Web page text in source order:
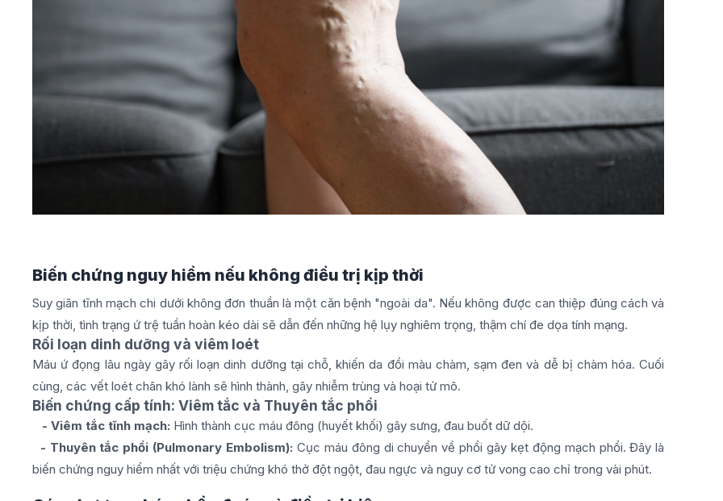
Biến chứng nguy hiểm nếu không điều trị kịp thời
Suy giãn tĩnh mạch chi dưới không đơn thuần là một căn bệnh "ngoài da". Nếu không được can thiệp đúng cách và
kịp thời, tình trạng ứ trệ tuần hoàn kéo dài sẽ dẫn đến những hệ lụy nghiêm trọng, thậm chí đe dọa tính mạng.
Rối loạn dinh dưỡng và viêm loét
Máu ứ đọng lâu ngày gây rối loạn dinh dưỡng tại chỗ, khiến da đổi màu chàm, sạm đen và dễ bị chàm hóa. Cuối
cùng, các vết loét chân khó lành sẽ hình thành, gây nhiễm trùng và hoại tử mô.
Biến chứng cấp tính: Viêm tắc và Thuyên tắc phổi
- Viêm tắc tĩnh mạch: Hình thành cục máu đông (huyết khối) gây sưng, đau buốt dữ dội.
- Thuyên tắc phổi (Pulmonary Embolism): Cục máu đông di chuyển về phổi gây kẹt động mạch phổi. Đây là
biến chứng nguy hiểm nhất với triệu chứng khó thở đột ngột, đau ngực và nguy cơ tử vong cao chỉ trong vài phút.